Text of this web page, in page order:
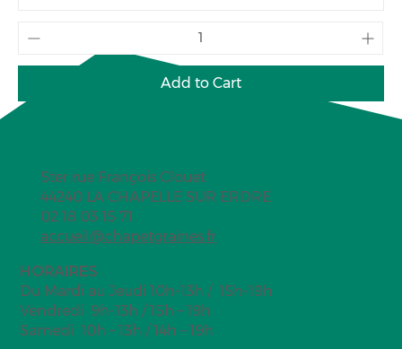
Add to Cart
5ter rue François Clouet
44240 LA CHAPELLE SUR ERDRE
02 18 03 15 71
accueil@chapetgraines.fr
HORAIRES
Du Mardi au Jeudi 10h-13h / 15h-19h
Vendredi 9h-13h / 15h – 19h
Samedi 10h – 13h / 14h – 19h